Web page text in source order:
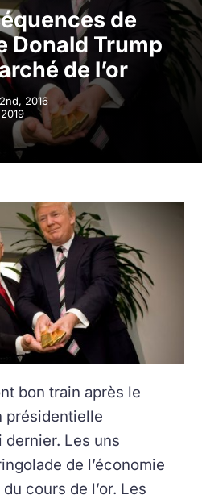
de
Donald Trump
de l’or
2016
bon train après le
présidentielle
dernier. Les uns
de l’économie
cours de l’or. Les